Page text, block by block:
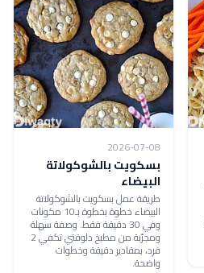
2026-07-08
بسكويت بالشوكولاتة
البيضاء
طريقة عمل بسكويت بالشوكولاتة
البيضاء خطوة بخطوة بـ10 مكونات
وفي 30 دقيقة فقط. وصفة سهلة
ومجرّبة من مطبخ دلوقتي تكفي 2
فرد، بمقادير دقيقة وخطوات
واضحة.